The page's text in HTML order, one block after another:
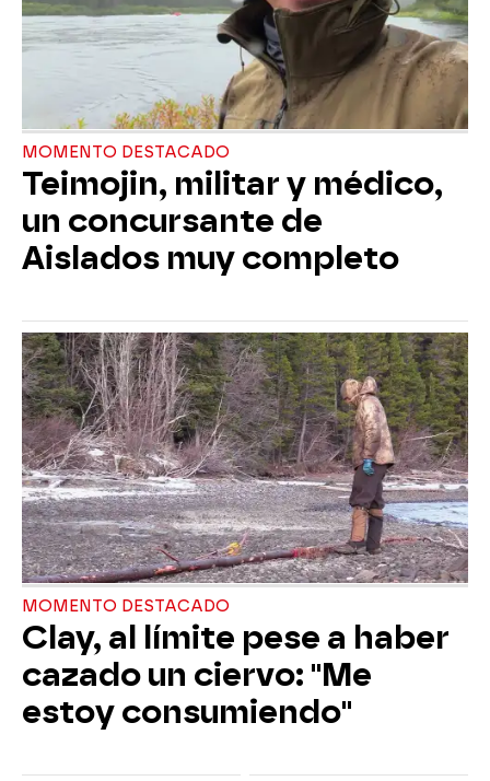
MOMENTO DESTACADO
Teimojin, militar y médico,
un concursante de
Aislados muy completo
MOMENTO DESTACADO
Clay, al límite pese a haber
cazado un ciervo: "Me
estoy consumiendo"